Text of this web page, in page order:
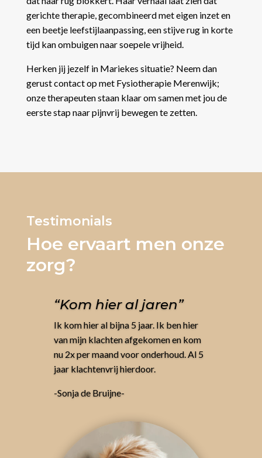
gerichte therapie, gecombineerd met eigen inzet en
een beetje leefstijlaanpassing, een stijve rug in korte
tijd kan ombuigen naar soepele vrijheid.
Herken jij jezelf in Mariekes situatie? Neem dan
gerust contact op met Fysiotherapie Merenwijk;
onze therapeuten staan klaar om samen met jou de
eerste stap naar pijnvrij bewegen te zetten.
Testimonials
Hoe ervaart men onze
zorg?
“Kom hier al jaren”
Ik kom hier al bijna 5 jaar. Ik ben hier
van mijn klachten afgekomen en kom
nu 2x per maand voor onderhoud. Al 5
jaar klachtenvrij hierdoor.
-Sonja de Bruijne-